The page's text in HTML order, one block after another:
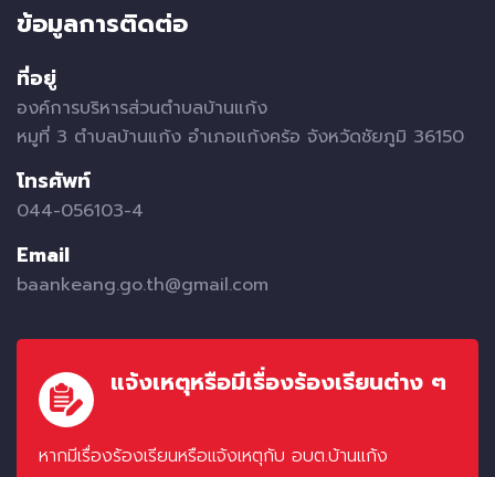
ข้อมูลการติดต่อ
ที่อยู่
องค์การบริหารส่วนตำบลบ้านแก้ง
หมูที่ 3 ตำบลบ้านแก้ง อำเภอแก้งคร้อ จังหวัดชัยภูมิ 36150
โทรศัพท์
044-056103-4
Email
baankeang.go.th@gmail.com
แจ้งเหตุหรือมีเรื่องร้องเรียนต่าง ๆ
หากมีเรื่องร้องเรียนหรือแจ้งเหตุกับ อบต.บ้านแก้ง